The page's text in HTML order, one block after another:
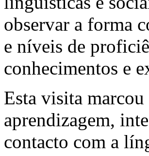
observar a forma
e níveis de
conhecimentos e
Esta visita
aprendizagem,
contacto com a